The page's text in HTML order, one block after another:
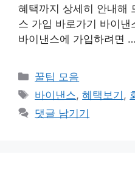
혜택까지 상세히 안내해
스 가입 바로가기 바이
바이낸스에 가입하려면 …
카
테
고
리
꿀팁 모음
태
그
바이낸스,혜택보기 ,
댓글 남기기